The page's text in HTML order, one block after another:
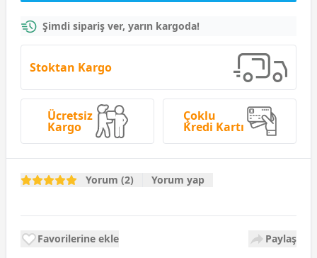
Şimdi sipariş ver, yarın kargoda!
Stoktan Kargo
Ücretsiz
Kargo
Çoklu
Kredi Kartı
Yorum (2) Yorum yap
Favorilerine ekle Paylaş